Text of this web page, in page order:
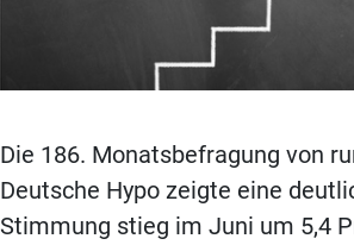
Die 186. Monatsbefragung von
Deutsche Hypo zeigte eine
Stimmung stieg im Juni um 5,4